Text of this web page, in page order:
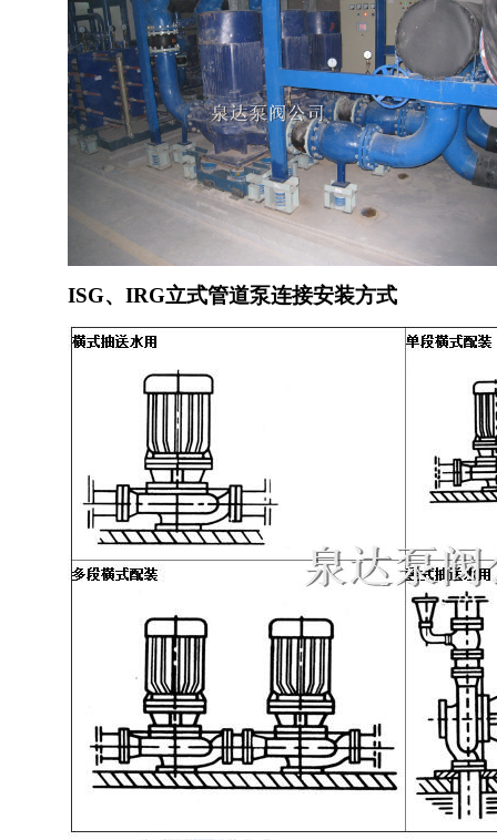
ISG、IRG立式管道泵连接安装方式